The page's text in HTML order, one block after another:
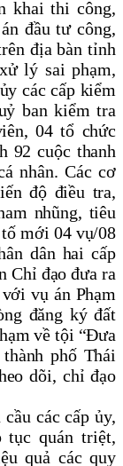
khai thi công,
đầu tư công,
địa bàn tỉnh
lý sai phạm,
các cấp kiểm
bankiểm tra
04 tổ chức
92 cuộc thanh
nhân.Các cơ
độ điều tra,
nhũng, tiêu
mới 04 vụ/08
dân hai cấp
Chỉ đạo đưa ra
vụ ánPhạm
đăng ký đất
về tội “Đưa
phố Thái
dõi, chỉ đạo
các cấp ủy,
tục quán triệt,
quả các quy